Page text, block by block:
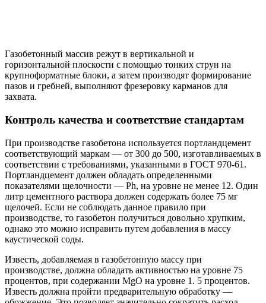
Газобетонный массив режут в вертикальной и
горизонтальной плоскости с помощью тонких струн на
крупноформатные блоки, а затем производят формирование
пазов и гребней, выполняют фрезеровку карманов для
захвата.
Контроль качества и соответствие стандартам
При производстве газобетона используется портландцемент
соответствующий маркам — от 300 до 500, изготавливаемых в
соответствии с требованиями, указанными в ГОСТ 970-61.
Портландцемент должен обладать определенными
показателями щелочности — Ph, на уровне не менее 12. Один
литр цементного раствора должен содержать более 75 мг
щелочей. Если не соблюдать данное правило при
производстве, то газобетон получиться довольно хрупким,
однако это можно исправить путем добавления в массу
каустической соды.
Известь, добавляемая в газобетонную массу при
производстве, должна обладать активностью на уровне 75
процентов, при содержании MgO на уровне 1. 5 процентов.
Известь должна пройти предварительную обработку —